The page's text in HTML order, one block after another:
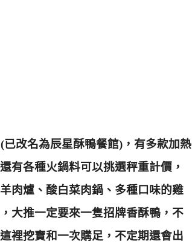
改名為辰星酥鴨餐館) ，有多款加熱
有各種火鍋料可以挑選秤重計價，
肉爐、酸白菜肉鍋、多種口味的雞
大推一定要來一隻招牌香酥鴨，不
裡挖寶和一次購足，不定期還會出